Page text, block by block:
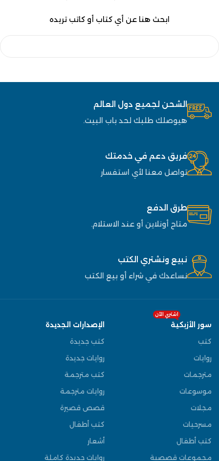
ابحث هنا عن أي كتاب أو كاتب تريده
الشحن لجميع دول العالم
هيوصلك طلبك لحد باب البيت.
فريق دعم في خدمتك
تواصل معنا لأي استفسار
طرق الدفع
متاح أونلاين أو عند الاستلام.
نبيع ونشتري الكتب
نساعدك في شراء أو بيع الكتب
سور الأزبكية
اشتري الآن
كتب
روايات
مترجمات
موسوعات
مجلات
مسرحيات
كتب أطفال
مجموعات قصصية
الإصدارات الجديدة
كتب جديدة
روايات جديدة
كتب مترجمة
روايات مترجمة
قصص قصيرة
كتب أطفال
أشعار
روايات جديدة كاملة